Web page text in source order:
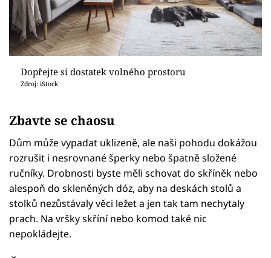
Dopřejte si dostatek volného prostoru
Zdroj: iStock
Zbavte se chaosu
Dům může vypadat uklizeně, ale naši pohodu dokážou
rozrušit i nesrovnané šperky nebo špatně složené
ručníky. Drobnosti byste měli schovat do skříněk nebo
alespoň do skleněných dóz, aby na deskách stolů a
stolků nezůstávaly věci ležet a jen tak tam nechytaly
prach. Na vršky skříní nebo komod také nic
nepokládejte.